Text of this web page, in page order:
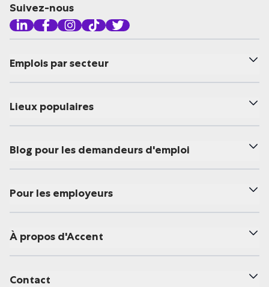
Suivez-nous
Emplois par secteur
Lieux populaires
Blog pour les demandeurs d'emploi
Pour les employeurs
À propos d'Accent
Contact